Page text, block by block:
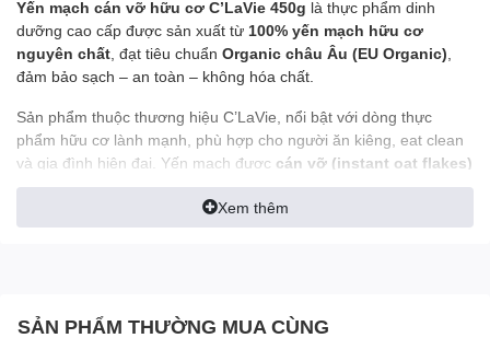
Yến mạch cán vỡ hữu cơ C’LaVie 450g là thực phẩm dinh
dưỡng cao cấp được sản xuất từ 100% yến mạch hữu cơ
nguyên chất , đạt tiêu chuẩn Organic châu Âu (EU Organic)
đảm bảo sạch – an toàn – không hóa chất.
Sản phẩm thuộc thương hiệu C’LaVie, nổi bật với dòng thực
phẩm hữu cơ lành mạnh, phù hợp cho người ăn kiêng, eat clean
và gia đình hiện đại. Yến mạch được cán vỡ (instant oat flakes)
giúpdễ nấu, nhanh mềm và dễ tiêu hóa, phù hợp cho cả người
Xem thêm
SẢN PHẨM THƯỜNG MUA CÙNG